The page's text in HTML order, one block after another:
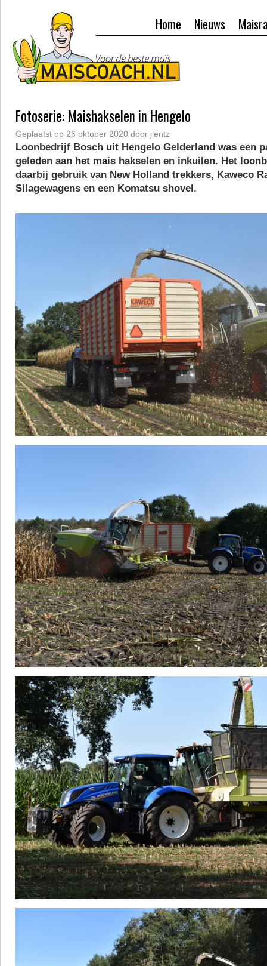
Nieuws
Home
Fotoserie: Maishakselen in Hengelo
Geplaatst op 26 oktober 2020 door jlentz
Loonbedrijf Bosch uit Hengelo Gelderland was een
geleden aan het mais hakselen en inkuilen. Het
daarbij gebruik van New Holland trekkers, Kaweco
Silagewagens en een Komatsu shovel.